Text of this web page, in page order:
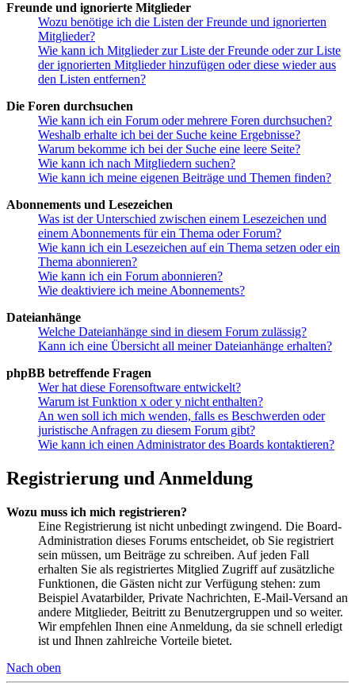
Freunde und ignorierte Mitglieder
Wozu benötige ich die Listen der Freunde und ignorierten
Mitglieder?
Wie kann ich Mitglieder zur Liste der Freunde oder zur Liste
der ignorierten Mitglieder hinzufügen oder diese wieder aus
den Listen entfernen?
Die Foren durchsuchen
Wie kann ich ein Forum oder mehrere Foren durchsuchen?
Weshalb erhalte ich bei der Suche keine Ergebnisse?
Warum bekomme ich bei der Suche eine leere Seite?
Wie kann ich nach Mitgliedern suchen?
Wie kann ich meine eigenen Beiträge und Themen finden?
Abonnements und Lesezeichen
Was ist der Unterschied zwischen einem Lesezeichen und
einem Abonnements für ein Thema oder Forum?
Wie kann ich ein Lesezeichen auf ein Thema setzen oder ein
Thema abonnieren?
Wie kann ich ein Forum abonnieren?
Wie deaktiviere ich meine Abonnements?
Dateianhänge
Welche Dateianhänge sind in diesem Forum zulässig?
Kann ich eine Übersicht all meiner Dateianhänge erhalten?
phpBB betreffende Fragen
Wer hat diese Forensoftware entwickelt?
Warum ist Funktion x oder y nicht enthalten?
An wen soll ich mich wenden, falls es Beschwerden oder
juristische Anfragen zu diesem Forum gibt?
Wie kann ich einen Administrator des Boards kontaktieren?
Registrierung und Anmeldung
Wozu muss ich mich registrieren?
Eine Registrierung ist nicht unbedingt zwingend. Die Board-
Administration dieses Forums entscheidet, ob Sie registriert
sein müssen, um Beiträge zu schreiben. Auf jeden Fall
erhalten Sie als registriertes Mitglied Zugriff auf zusätzliche
Funktionen, die Gästen nicht zur Verfügung stehen: zum
Beispiel Avatarbilder, Private Nachrichten, E-Mail-Versand an
andere Mitglieder, Beitritt zu Benutzergruppen und so weiter.
Wir empfehlen Ihnen eine Anmeldung, da sie schnell erledigt
ist und Ihnen zahlreiche Vorteile bietet.
Nach oben